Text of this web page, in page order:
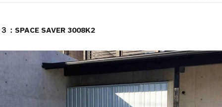
３：SPACE SAVER 3008K2